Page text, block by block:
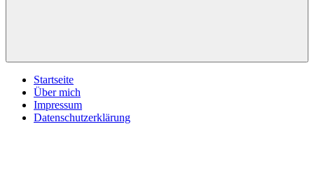
Startseite
Über mich
Impressum
Datenschutzerklärung